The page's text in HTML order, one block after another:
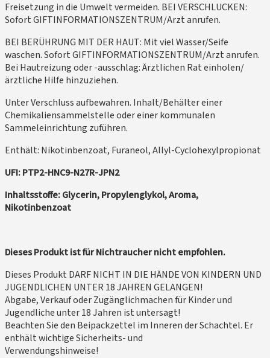
Freisetzung in die Umwelt vermeiden. BEI VERSCHLUCKEN:
Sofort GIFTINFORMATIONSZENTRUM/Arzt anrufen.
BEI BERÜHRUNG MIT DER HAUT: Mit viel Wasser/Seife
waschen. Sofort GIFTINFORMATIONSZENTRUM/Arzt anrufen.
Bei Hautreizung oder -ausschlag: Ärztlichen Rat einholen/
ärztliche Hilfe hinzuziehen.
Unter Verschluss aufbewahren. Inhalt/Behälter einer
Chemikaliensammelstelle oder einer kommunalen
Sammeleinrichtung zuführen.
Enthält: Nikotinbenzoat, Furaneol, Allyl-Cyclohexylpropionat
UFI: PTP2-HNC9-N27R-JPN2
Inhaltsstoffe: Glycerin, Propylenglykol, Aroma,
Nikotinbenzoat
Dieses Produkt ist für Nichtraucher nicht empfohlen.
Dieses Produkt DARF NICHT IN DIE HÄNDE VON KINDERN UND
JUGENDLICHEN UNTER 18 JAHREN GELANGEN!
Abgabe, Verkauf oder Zugänglichmachen für Kinder und
Jugendliche unter 18 Jahren ist untersagt!
Beachten Sie den Beipackzettel im Inneren der Schachtel. Er
enthält wichtige Sicherheits- und
Verwendungshinweise!